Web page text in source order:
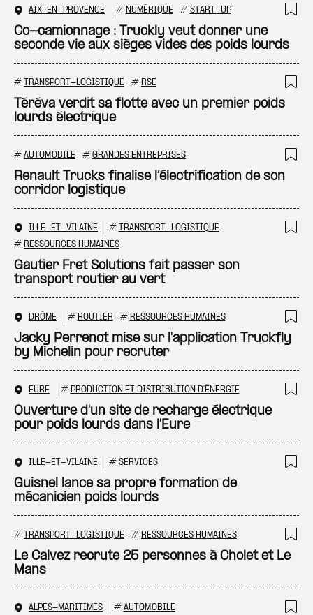
AIX-EN-PROVENCE # NUMÉRIQUE # START-UP
Co-camionnage : Truckly veut donner une
seconde vie aux sièges vides des poids lourds
# TRANSPORT-LOGISTIQUE # RSE
Téréva verdit sa flotte avec un premier poids
lourds électrique
# AUTOMOBILE # GRANDES ENTREPRISES
Renault Trucks finalise l’électrification de son
corridor logistique
ILLE-ET-VILAINE # TRANSPORT-LOGISTIQUE
# RESSOURCES HUMAINES
Gautier Fret Solutions fait passer son
transport routier au vert
DRÔME # ROUTIER # RESSOURCES HUMAINES
Jacky Perrenot mise sur l'application Truckfly
by Michelin pour recruter
EURE # PRODUCTION ET DISTRIBUTION D'ÉNERGIE
Ouverture d'un site de recharge électrique
pour poids lourds dans l'Eure
ILLE-ET-VILAINE # SERVICES
Guisnel lance sa propre formation de
mécanicien poids lourds
# TRANSPORT-LOGISTIQUE # RESSOURCES HUMAINES
Le Calvez recrute 25 personnes à Cholet et Le
Mans
ALPES-MARITIMES # AUTOMOBILE